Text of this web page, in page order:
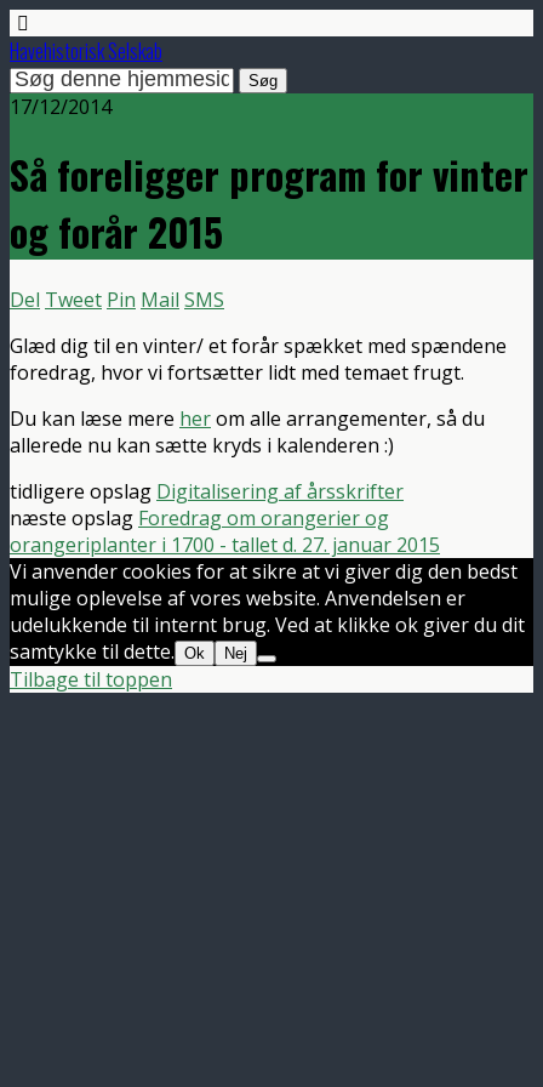
Havehistorisk Selskab
17/12/2014
Så foreligger program for vinter
og forår 2015
Del Tweet Pin Mail SMS
Glæd dig til en vinter/ et forår spækket med spændene
foredrag, hvor vi fortsætter lidt med temaet frugt.
Du kan læse mere herom alle arrangementer, så du
allerede nu kan sætte kryds i kalenderen :)
tidligere opslag Digitalisering af årsskrifter
næste opslag Foredrag om orangerier og
orangeriplanter i 1700 - tallet d. 27. januar 2015
Vi anvender cookies for at sikre at vi giver dig den bedst
mulige oplevelse af vores website. Anvendelsen er
udelukkende til internt brug. Ved at klikke ok giver du dit
samtykke til dette. Ok Nej
Tilbage til toppen